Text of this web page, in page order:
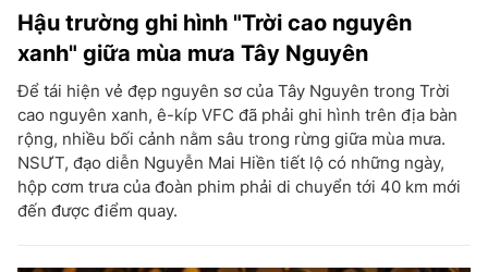
Hậu trường ghi hình "Trời cao nguyên
xanh" giữa mùa mưa Tây Nguyên
Để tái hiện vẻ đẹp nguyên sơ của Tây Nguyên trong Trời
cao nguyên xanh, ê-kíp VFC đã phải ghi hình trên địa bàn
rộng, nhiều bối cảnh nằm sâu trong rừng giữa mùa mưa.
NSƯT, đạo diễn Nguyễn Mai Hiền tiết lộ có những ngày,
hộp cơm trưa của đoàn phim phải di chuyển tới 40 km mới
đến được điểm quay.